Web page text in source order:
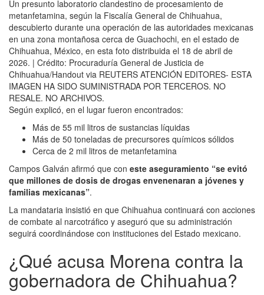
Un presunto laboratorio clandestino de procesamiento de
metanfetamina, según la Fiscalía General de Chihuahua,
descubierto durante una operación de las autoridades mexicanas
en una zona montañosa cerca de Guachochi, en el estado de
Chihuahua, México, en esta foto distribuida el 18 de abril de
2026. | Crédito: Procuraduría General de Justicia de
Chihuahua/Handout via REUTERS ATENCIÓN EDITORES- ESTA
IMAGEN HA SIDO SUMINISTRADA POR TERCEROS. NO
RESALE. NO ARCHIVOS.
Según explicó, en el lugar fueron encontrados:
Más de 55 mil litros de sustancias líquidas
Más de 50 toneladas de precursores químicos sólidos
Cerca de 2 mil litros de metanfetamina
Campos Galván afirmó que con este aseguramiento “se evitó
que millones de dosis de drogas envenenaran a jóvenes y
familias mexicanas”.
La mandataria insistió en que Chihuahua continuará con acciones
de combate al narcotráfico y aseguró que su administración
seguirá coordinándose con instituciones del Estado mexicano.
¿Qué acusa Morena contra la
gobernadora de Chihuahua?